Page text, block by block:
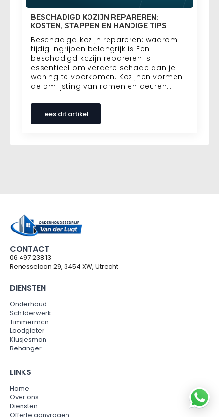
BESCHADIGD KOZIJN REPAREREN:
KOSTEN, STAPPEN EN HANDIGE TIPS
Beschadigd kozijn repareren: waarom
tijdig ingrijpen belangrijk is Een
beschadigd kozijn repareren is
essentieel om verdere schade aan je
woning te voorkomen. Kozijnen vormen
de omlijsting van ramen en deuren…
lees dit artikel
CONTACT
06 497 238 13
Renesselaan 29, 3454 XW, Utrecht
DIENSTEN
Onderhoud
Schilderwerk
Timmerman
Loodgieter
Klusjesman
Behanger
LINKS
Home
Over ons
Diensten
Offerte aanvragen